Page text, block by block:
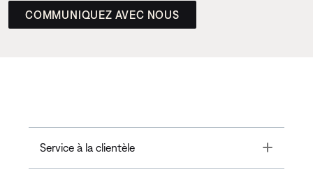
COMMUNIQUEZ AVEC NOUS
Service à la clientèle Toggle